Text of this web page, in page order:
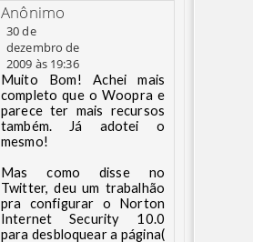
Anônimo
30 de
dezembro de
2009 às 19:36
Muito Bom! Achei mais
completo que o Woopra e
parece ter mais recursos
também. Já adotei o
mesmo!
Mas como disse no
Twitter, deu um trabalhão
pra configurar o Norton
Internet Security 10.0
para desbloquear a página(